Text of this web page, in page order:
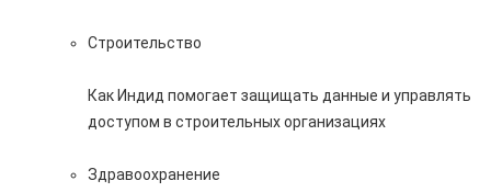
Строительство
Как Индид помогает защищать данные и управлять
доступом в строительных организациях
Здравоохранение